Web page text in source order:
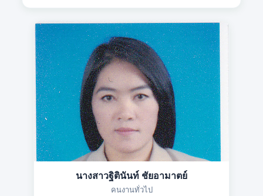
นางสาวฐิตินันท์ ชัยอามาตย์
คนงานทั่วไป